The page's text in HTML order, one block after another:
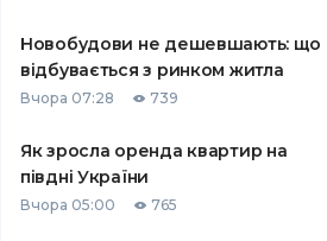
ПУТІВНИКИ ПО
СТРАХУВАННЮ
ВСІ СТРАХОВІ ПОЛІСИ
СТРАХОВІ КОМПАНІЇ
ВІДГУКИ ПРО СТРАХОВІ
Новобудови не дешевшають: що
відбувається з ринком житла
Вчора 07:28 739
Як зросла оренда квартир на
півдні України
Вчора 05:00 765